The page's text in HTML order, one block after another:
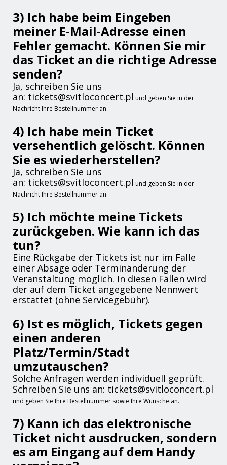
3) Ich habe beim Eingeben
meiner E-Mail-Adresse einen
Fehler gemacht. Können Sie mir
das Ticket an die richtige Adresse
senden?
Ja, schreiben Sie uns
an: tickets@svitloconcert.pl und geben Sie in der
Nachricht Ihre Bestellnummer an.
4) Ich habe mein Ticket
versehentlich gelöscht. Können
Sie es wiederherstellen?
Ja, schreiben Sie uns
an: tickets@svitloconcert.pl und geben Sie in der
Nachricht Ihre Bestellnummer an.
5) Ich möchte meine Tickets
zurückgeben. Wie kann ich das
tun?
Eine Rückgabe der Tickets ist nur im Falle
einer Absage oder Terminänderung der
Veranstaltung möglich. In diesen Fällen wird
der auf dem Ticket angegebene Nennwert
erstattet (ohne Servicegebühr).
6) Ist es möglich, Tickets gegen
einen anderen
Platz/Termin/Stadt
umzutauschen?
Solche Anfragen werden individuell geprüft.
Schreiben Sie uns an: tickets@svitloconcert.pl
und geben Sie Ihre Bestellnummer sowie Ihre Wünsche an.
7) Kann ich das elektronische
Ticket nicht ausdrucken, sondern
es am Eingang auf dem Handy